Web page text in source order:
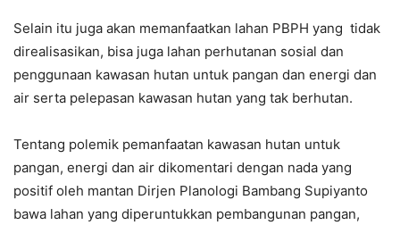
Selain itu juga akan memanfaatkan lahan PBPH yang tidak
direalisasikan, bisa juga lahan perhutanan sosial dan
penggunaan kawasan hutan untuk pangan dan energi dan
air serta pelepasan kawasan hutan yang tak berhutan.
Tentang polemik pemanfaatan kawasan hutan untuk
pangan, energi dan air dikomentari dengan nada yang
positif oleh mantan Dirjen Planologi Bambang Supiyanto
bawa lahan yang diperuntukkan pembangunan pangan,